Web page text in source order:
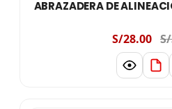
ABRAZADERA DE
S/28.00